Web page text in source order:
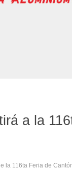
a la
la 116ta Feria de